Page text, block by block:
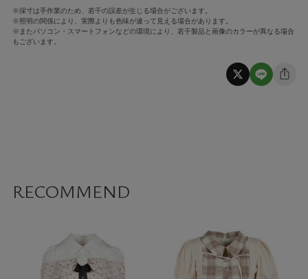
※採寸は手作業のため、若干の誤差が生じる場合がございます。
※照明の関係により、実際よりも色味が違って見える場合があります。
※またパソコン・スマートフォンなどの環境により、若干製品と画像のカラーが異なる場合
もございます。
RECOMMEND